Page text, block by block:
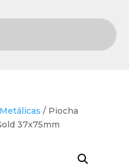
/ Piocha
37x75mm